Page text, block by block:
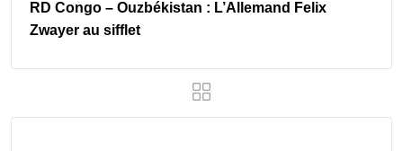
‎RD Congo – Ouzbékistan : L’Allemand Felix
Zwayer au sifflet